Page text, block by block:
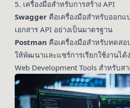
5. เครื่องมือสำหรับการสร้าง API
Swagger คือเครื่องมือสำหรับออกแ
เอกสาร API อย่างเป็นมาตรฐาน
Postman คือเครื่องมือสำหรับทดส
ให้พัฒนาและแชร์การเรียกใช้งานได้
Web Development Tools สำหรับส